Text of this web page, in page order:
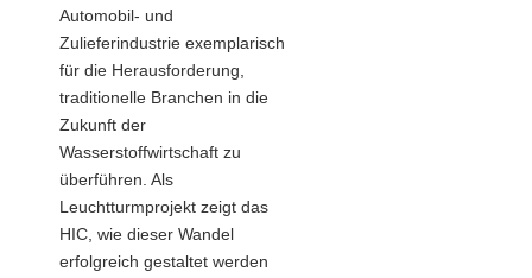
Automobil- und
Zulieferindustrie exemplarisch
für die Herausforderung,
traditionelle Branchen in die
Zukunft der
Wasserstoffwirtschaft zu
überführen. Als
Leuchtturmprojekt zeigt das
HIC, wie dieser Wandel
erfolgreich gestaltet werden